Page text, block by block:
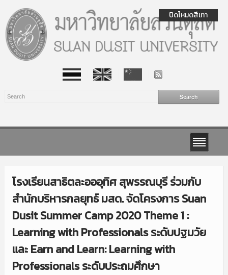
โรงเรียนสาธิตละอออุทิศ สุพรรณบุรี ร่วมกับ
สำนักบริหารกลยุทธ์ มสด. จัดโครงการ Suan
Dusit Summer Camp 2020 Theme 1 :
Learning with Professionals ระดับปฐมวัย
และ Earn and Learn: Learning with
Professionals ระดับประถมศึกษา
ปิดโหมดสีเทา